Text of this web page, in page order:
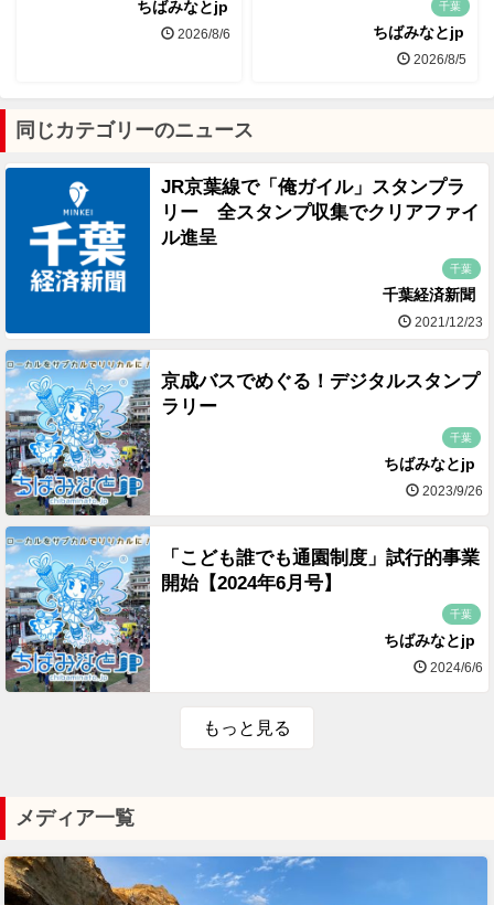
ちばみなとjp
2026/8/6
千葉
ちばみなとjp
2026/8/5
同じカテゴリーのニュース
JR京葉線で「俺ガイル」スタンプラ
リー 全スタンプ収集でクリアファイ
ル進呈
千葉
千葉経済新聞
2021/12/23
京成バスでめぐる！デジタルスタンプ
ラリー
千葉
ちばみなとjp
2023/9/26
「こども誰でも通園制度」試行的事業
開始【2024年6月号】
千葉
ちばみなとjp
2024/6/6
もっと見る
メディア一覧